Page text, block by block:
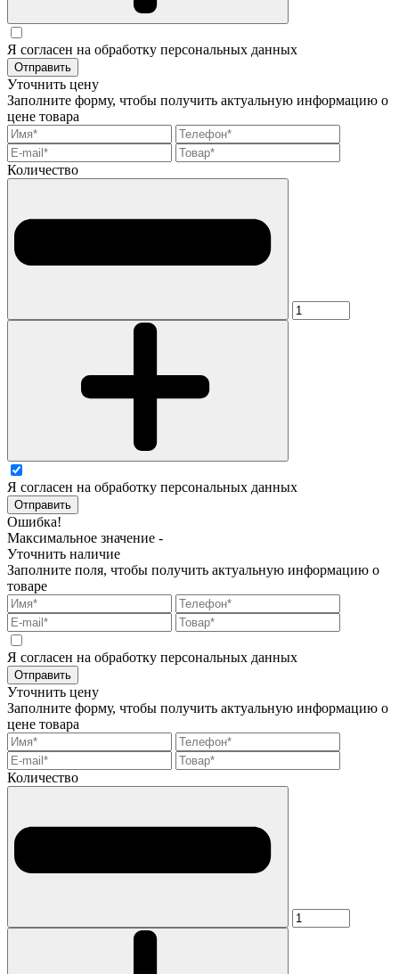
Я согласен на обработку персональных данных
Отправить
Уточнить цену
Заполните форму, чтобы получить актуальную информацию о
цене товара
Количество
Я согласен на обработку персональных данных
Отправить
Ошибка!
Максимальное значение -
Уточнить наличие
Заполните поля, чтобы получить актуальную информацию о
товаре
Я согласен на обработку персональных данных
Отправить
Уточнить цену
Заполните форму, чтобы получить актуальную информацию о
цене товара
Количество